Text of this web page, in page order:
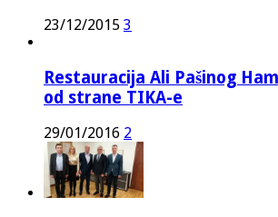
23/12/2015 3
Restauracija Ali Pašinog
od strane TIKA-e
29/01/2016 2